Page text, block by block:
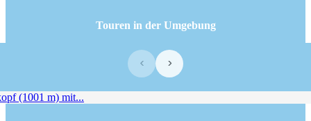
Touren in der Umgebung
‹ ›